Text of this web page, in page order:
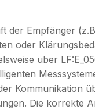
der Empfänger
oder
über
Kommunikation
Die korrekte